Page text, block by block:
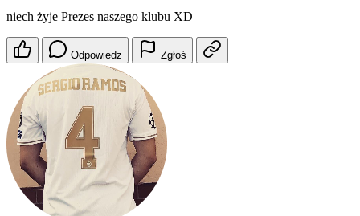
niech żyje Prezes naszego klubu XD
Odpowiedz Zgłoś